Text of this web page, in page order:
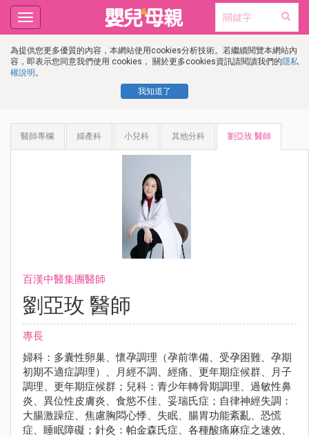
為提供您更多優質的內容，本網站使用cookies分析技術。若繼續閱覽本網站內
容，即表示您同意我們使用 cookies， 關於更多cookies資訊請閱讀我們的隱私
權說明 。
我知道了
Toggle
navigation
醫師專欄 婦產科 小兒科 其他分科 劉亞玫 醫師
百漢中醫集團醫師
劉亞玫 醫師
專長
婦科：多囊性卵巢、懷孕調理（孕前準備、受孕困難、孕期
初期不適症調理）、月經不調、經痛、更年期症候群、月子
調理、更年期症候群；兒科：青少年轉骨期調理、過敏性鼻
炎、異位性皮膚炎、食慾不佳、妥瑞氏症；自律神經失調：
大腸激躁症、焦慮胸悶心悸、失眠、腸胃功能紊亂、恐慌
症、睡眠障礙；針灸：帕金森氏症、各種酸痛麻症之速效、